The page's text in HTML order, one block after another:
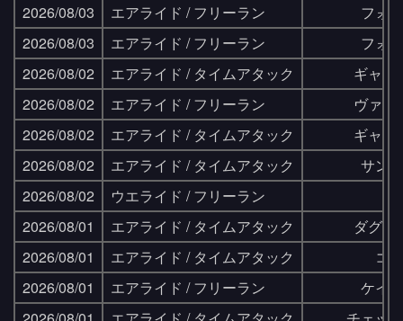
2026/08/03
エアライド / フリーラン
フォ
2026/08/03
エアライド / フリーラン
フォ
2026/08/02
エアライド / タイムアタック
ギャラ
2026/08/02
エアライド / フリーラン
ヴァレ
2026/08/02
エアライド / タイムアタック
ギャラ
2026/08/02
エアライド / タイムアタック
サン
2026/08/02
ウエライド / フリーラン
2026/08/01
エアライド / タイムアタック
ダグウ
2026/08/01
エアライド / タイムアタック
コ
2026/08/01
エアライド / フリーラン
ケイ